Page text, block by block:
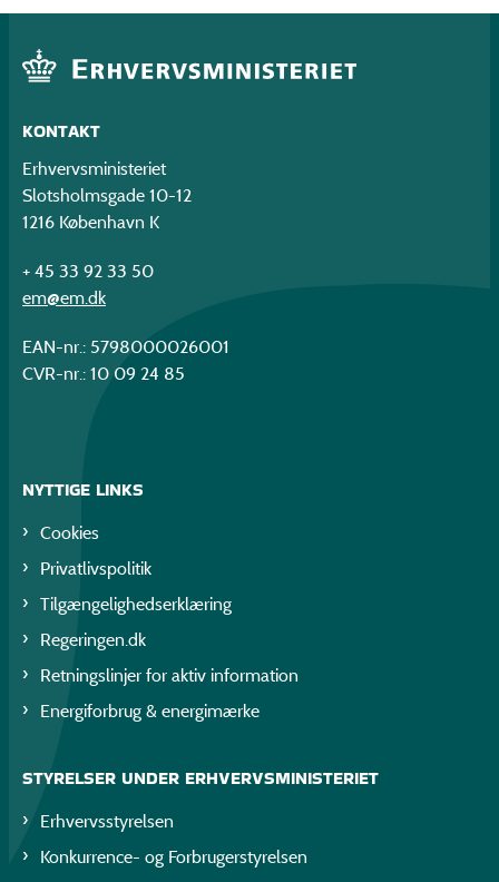
KONTAKT
Erhvervsministeriet
Slotsholmsgade 10-12
1216 København K
+ 45 33 92 33 50
em@em.dk
EAN-nr.: 5798000026001
CVR-nr.: 10 09 24 85
NYTTIGE LINKS
Cookies
Privatlivspolitik
Tilgængelighedserklæring
Regeringen.dk
Retningslinjer for aktiv information
Energiforbrug & energimærke
STYRELSER UNDER ERHVERVSMINISTERIET
Erhvervsstyrelsen
Konkurrence- og Forbrugerstyrelsen